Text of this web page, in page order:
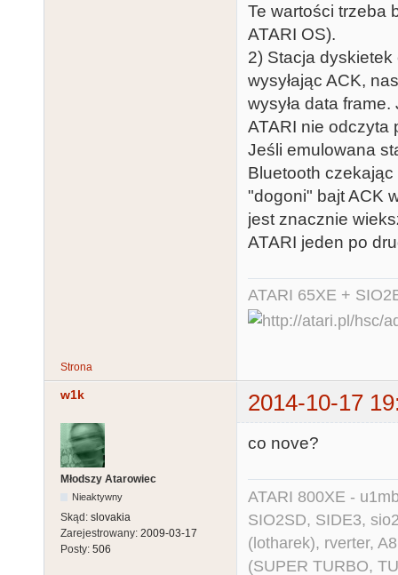
Te wartości trzeba
ATARI OS).
2) Stacja
wysyłając ACK,
wysyła data
ATARI nie odczyta
Jeśli emulowana
Bluetooth
"dogoni" bajt ACK
jest znacznie
ATARI jeden po
ATARI 65XE +
Strona
w1k 2014-10-17
Młodszy Atarowiec
Nieaktywny
Skąd: slovakia
Zarejestrowany: 2009-03-17
Posty: 506
co nove?
ATARI 800XE -
SIO2SD, SIDE3,
(lotharek), rverter,
(SUPER TURBO,